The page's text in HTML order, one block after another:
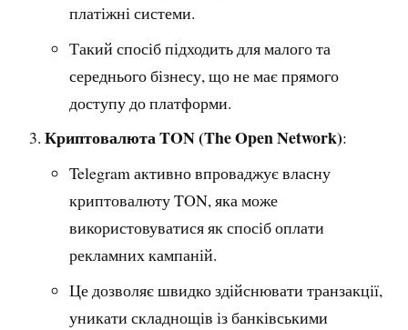
платіжні системи.
Такий спосіб підходить для малого та
середнього бізнесу, що не має прямого
доступу до платформи.
Криптовалюта TON (The Open Network):
Telegram активно впроваджує власну
криптовалюту TON, яка може
використовуватися як спосіб оплати
рекламних кампаній.
Це дозволяє швидко здійснювати транзакції,
уникати складнощів із банківськими